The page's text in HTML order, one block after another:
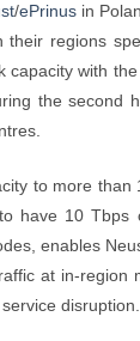
/ePrinus in
regions
capacity with
the second
to more than
have 10 Tbps
enables
at in-region
disruption.